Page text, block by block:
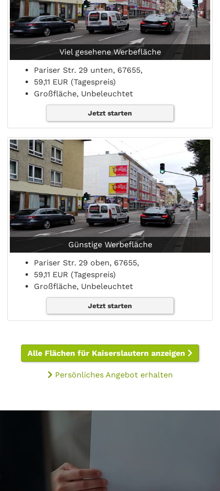
Viel gesehene Werbefläche
Pariser Str. 29 unten, 67655,
59,11 EUR (Tagespreis)
Großfläche, Unbeleuchtet
Jetzt starten
Günstige Werbefläche
Pariser Str. 29 oben, 67655,
59,11 EUR (Tagespreis)
Großfläche, Unbeleuchtet
Jetzt starten
Alle Flächen für Kaiserslautern anzeigen
Persönliches Angebot erhalten